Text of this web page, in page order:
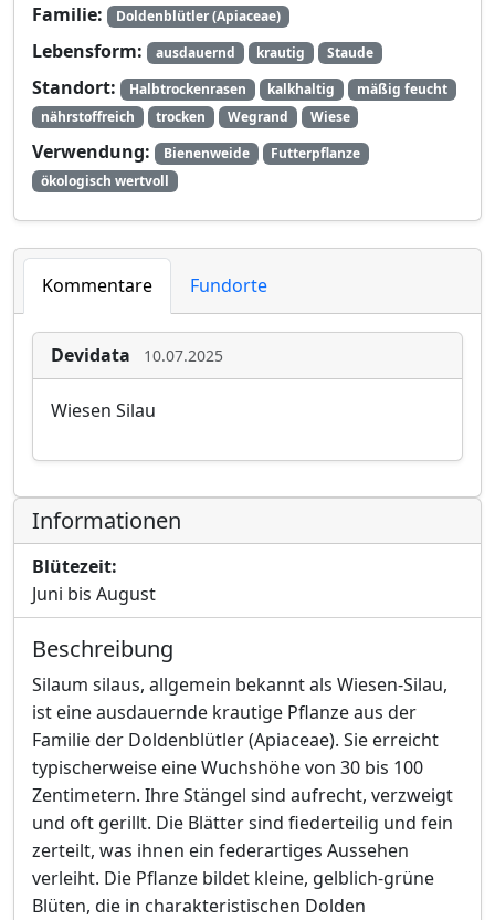
Familie: Doldenblütler (Apiaceae)
Lebensform: ausdauernd krautig Staude
Standort: Halbtrockenrasen kalkhaltig
mäßig feucht
nährstoffreich
trocken Wegrand Wiese
Verwendung: Bienenweide
Futterpflanze
ökologisch wertvoll
Kommentare Fundorte
Devidata 10.07.2025
Wiesen Silau
Informationen
Blütezeit:
Juni bis August
Beschreibung
Silaum silaus, allgemein bekannt als Wiesen-Silau,
ist eine ausdauernde krautige Pflanze aus der
Familie der Doldenblütler (Apiaceae). Sie erreicht
typischerweise eine Wuchshöhe von 30 bis 100
Zentimetern. Ihre Stängel sind aufrecht, verzweigt
und oft gerillt. Die Blätter sind fiederteilig und fein
zerteilt, was ihnen ein federartiges Aussehen
verleiht. Die Pflanze bildet kleine, gelblich-grüne
Blüten, die in charakteristischen Dolden